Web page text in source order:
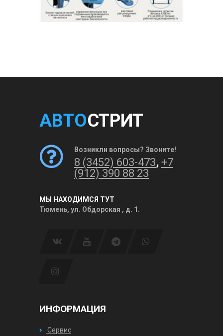
АВТОСТРИТ
Возникли вопросы? Звоните!
8 (3452) 603-473, +7
(912) 390 88 23
МЫ НАХОДИМСЯ ТУТ
Тюмень, ул. Обдорская , д. 1.
ИНФОРМАЦИЯ
Сервис